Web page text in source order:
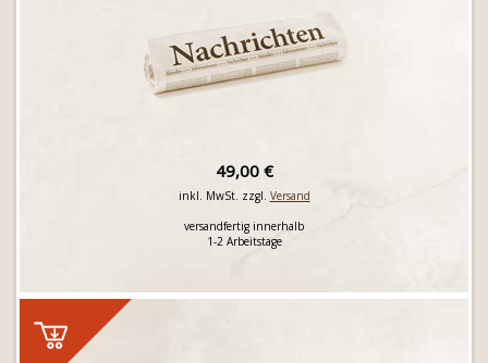
49,00 €
inkl. MwSt. zzgl. Versand
versandfertig innerhalb
1-2 Arbeitstage